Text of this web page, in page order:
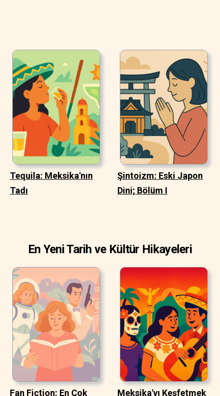
Tequila: Meksika'nın
Tadı
Şintoizm: Eski Japon
Dini; Bölüm I
En Yeni Tarih ve Kültür Hikayeleri
Fan Fiction: En Çok Meksika'yı Keşfetmek